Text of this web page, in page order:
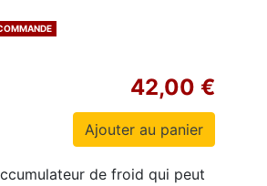
42,00 €
de froid qui peut